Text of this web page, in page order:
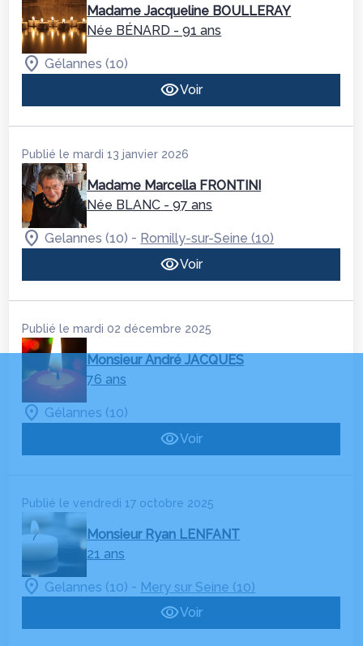
Madame Jacqueline BOULLERAY
Née BÉNARD - 91 ans
Gélannes (10)
Voir
Publié le mardi 13 janvier 2026
Madame Marcella FRONTINI
Née BLANC - 97 ans
Gelannes (10) - Romilly-sur-Seine (10)
Voir
Publié le mardi 02 décembre 2025
Monsieur André JACQUES
76 ans
Gélannes (10)
Voir
Publié le vendredi 17 octobre 2025
Monsieur Ryan LENFANT
21 ans
Gelannes (10) - Mery sur Seine (10)
Voir